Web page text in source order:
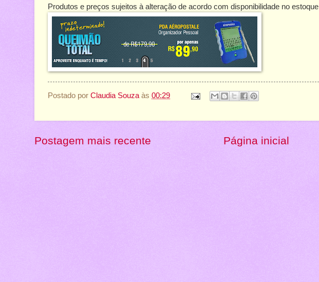
Produtos e preços sujeitos à alteração de acordo com disponibilidade no estoque
Postado por Claudia Souza às 00:29
Postagem mais recente Página inicial